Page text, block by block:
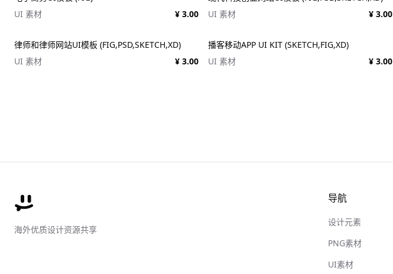
UI 素材
¥ 3.00
UI 素材
¥ 3.00
律师和律师网站UI模板 (FIG,PSD,SKETCH,XD)
UI 素材
¥ 3.00
播客移动APP UI KIT (SKETCH,FIG,XD)
UI 素材
¥ 3.00
海外优质设计资源共享
导航
设计元素
PNG素材
UI素材